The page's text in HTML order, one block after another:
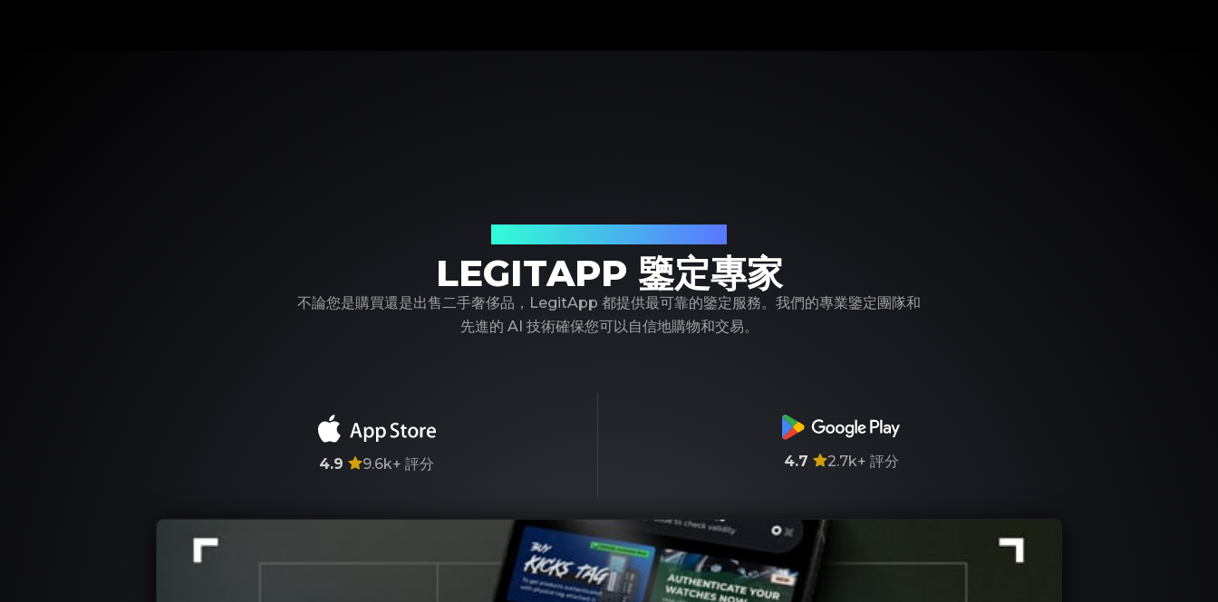
LEGITAPP 鑒定專家
不論您是購買還是出售二手奢侈品，LegitApp 都提供最可靠的鑒定服務。我們的專業鑒定團隊和
先進的 AI 技術確保您可以自信地購物和交易。
4.9 9.6k+ 評分 4.7 2.7k+ 評分